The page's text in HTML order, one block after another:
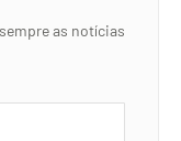
as notícias